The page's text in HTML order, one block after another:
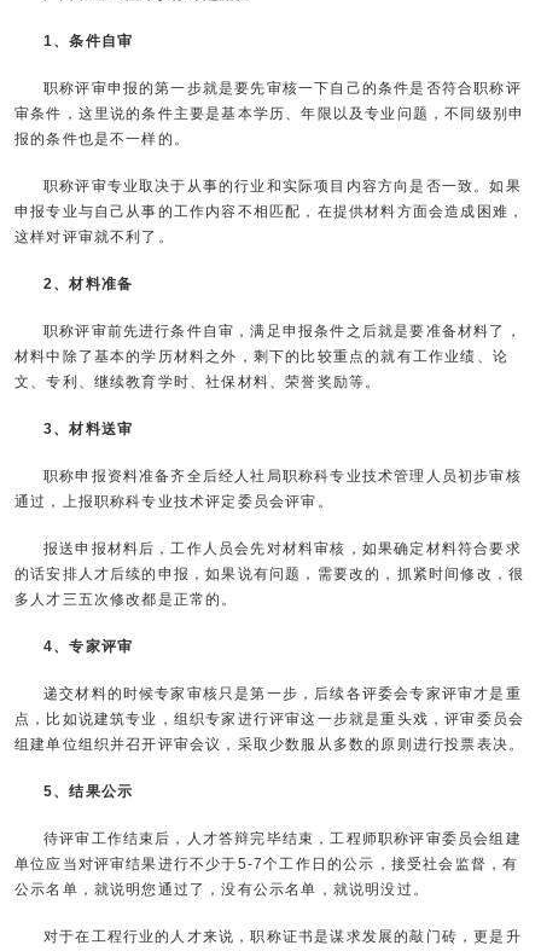
1、条件自审
职称评审申报的第一步就是要先审核一下自己的条件是否符合职称评
审条件，这里说的条件主要是基本学历、年限以及专业问题，不同级别申
报的条件也是不一样的。
职称评审专业取决于从事的行业和实际项目内容方向是否一致。如果
申报专业与自己从事的工作内容不相匹配，在提供材料方面会造成困难，
这样对评审就不利了。
2、材料准备
职称评审前先进行条件自审，满足申报条件之后就是要准备材料了，
材料中除了基本的学历材料之外，剩下的比较重点的就有工作业绩、论
文、专利、继续教育学时、社保材料、荣誉奖励等。
3、材料送审
职称申报资料准备齐全后经人社局职称科专业技术管理人员初步审核
通过，上报职称科专业技术评定委员会评审。
报送申报材料后，工作人员会先对材料审核，如果确定材料符合要求
的话安排人才后续的申报，如果说有问题，需要改的，抓紧时间修改，很
多人才三五次修改都是正常的。
4、专家评审
递交材料的时候专家审核只是第一步，后续各评委会专家评审才是重
点，比如说建筑专业，组织专家进行评审这一步就是重头戏，评审委员会
组建单位组织并召开评审会议，采取少数服从多数的原则进行投票表决。
5、结果公示
待评审工作结束后，人才答辩完毕结束，工程师职称评审委员会组建
单位应当对评审结果进行不少于5-7个工作日的公示，接受社会监督，有
公示名单，就说明您通过了，没有公示名单，就说明没过。
对于在工程行业的人才来说，职称证书是谋求发展的敲门砖，更是升